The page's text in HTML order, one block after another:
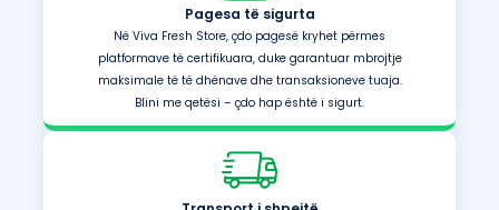
Pagesa të sigurta
Në Viva Fresh Store, çdo pagesë kryhet përmes
platformave të certifikuara, duke garantuar mbrojtje
maksimale të të dhënave dhe transaksioneve tuaja.
Blini me qetësi – çdo hap është i sigurt.